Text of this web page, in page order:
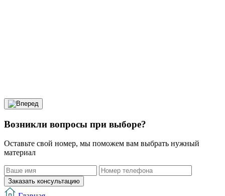
Возникли вопросы при выборе?
Оставьте свой номер, мы поможем вам выбрать нужный
материал
Заказать консультацию